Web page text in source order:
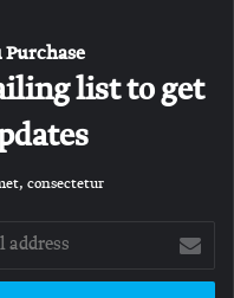
list to get
consectetur.
Enter
your
Email